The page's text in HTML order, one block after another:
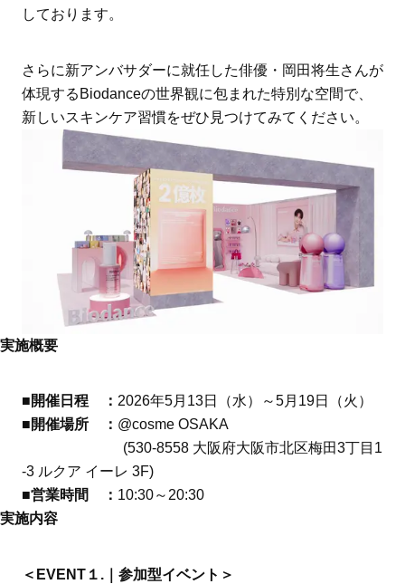
しております。
さらに新アンバサダーに就任した俳優・岡田将生さんが
体現するBiodanceの世界観に包まれた特別な空間で、
新しいスキンケア習慣をぜひ見つけてみてください。
実施概要
■開催日程 ： 2026年5月13日（水）～5月19日（火）
■開催場所 ： @cosme OSAKA
(530-8558 大阪府大阪市北区梅田3丁目1
-3 ルクア イーレ 3F)
■営業時間 ： 10:30～20:30
実施内容
＜EVENT１.｜参加型イベント＞